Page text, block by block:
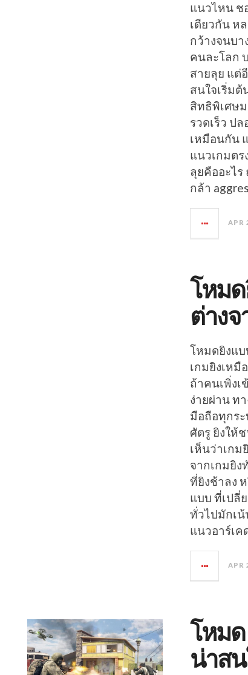
แนวไหน ช
เดียวกัน ห
กว้างจนบ
คนละโลก
สายลุย แต่
สนใจเริ่มต้
สิทธิพิเศษ
รวดเร็ว ป
เหมือนกัน
แนวเกมต
ลุยคืออะไร
กล้า
APR
โหม
ต่างจ
โหมดยิงแบ
เกมยิงเหมื
ถ้าคนเพิ่งเ
ง่ายผ่าน ท
มือถือทุกระ
ศัตรู ยิงให้
เห็นว่าเก
จากเกมยิง
ที่ยิงช้าลง
แบบ ที่เปลี่
ทั่วไปมักเน้
แนวอาร์เค
APR
โหม
น่าส